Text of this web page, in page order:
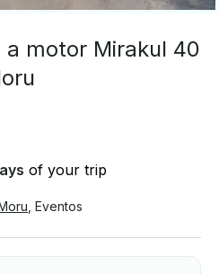
motor Mirakul 40
of your trip
Eventos